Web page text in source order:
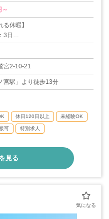
る休暇】
3日
休暇：1日
日
）：126日
休暇】
宮2-10-21
宮駅」より徒歩13分
休日120日以上 未経験OK
可 特別求人
見る